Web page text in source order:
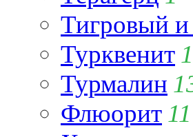
Тигровый
Турквенит
Турмалин
Флюорит 11